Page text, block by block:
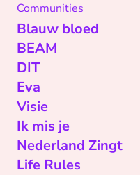
Communities
Blauw bloed
BEAM
DIT
Eva
Visie
Ik mis je
Nederland Zingt
Life Rules